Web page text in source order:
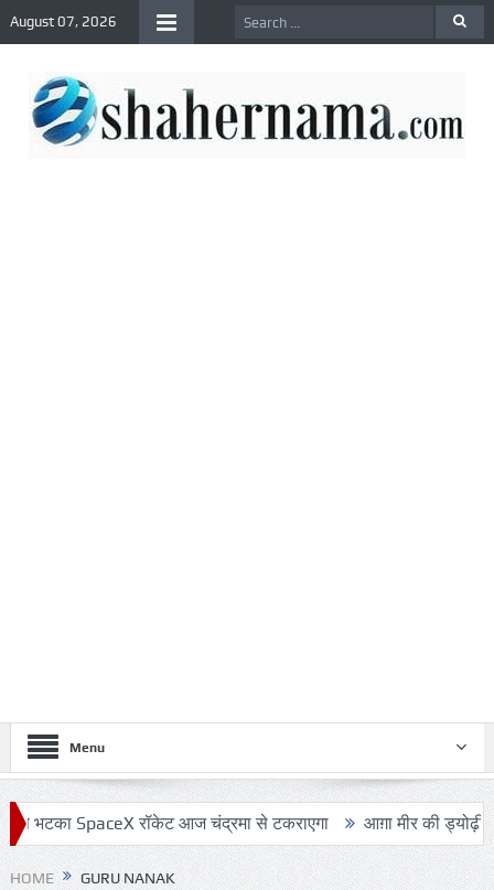
August 07, 2026
Menu
SpaceX रॉकेट आज चंद्रमा से टकराएगा आग़ा मीर की ड्योढ़ी: जहाँ
HOME GURU NANAK